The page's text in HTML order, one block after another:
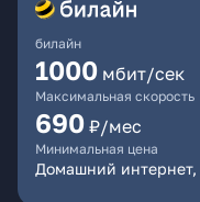
билайн
1000 мбит/сек
Максимальная скорость
690 ₽/мес
Минимальная цена
Домашний